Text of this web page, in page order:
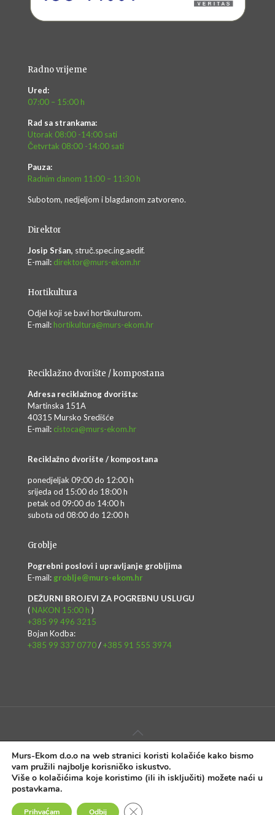
Radno vrijeme
Ured:
07:00 – 15:00 h
Rad sa strankama:
Utorak 08:00 -14:00 sati
Četvrtak 08:00 -14:00 sati
Pauza:
Radnim danom 11:00 – 11:30 h
Subotom, nedjeljom i blagdanom zatvoreno.
Direktor
Josip Sršan, struč.spec.ing.aedif.
E-mail: direktor@murs-ekom.hr
Hortikultura
Odjel koji se bavi hortikulturom.
E-mail: hortikultura@murs-ekom.hr
Reciklažno dvorište / kompostana
Adresa reciklažnog dvorišta:
Martinska 151A
40315 Mursko Središće
E-mail: cistoca@murs-ekom.hr
Reciklažno dvorište / kompostana
ponedjeljak 09:00 do 12:00 h
srijeda od 15:00 do 18:00 h
petak od 09:00 do 14:00 h
subota od 08:00 do 12:00 h
Groblje
Pogrebni poslovi i upravljanje grobljima
E-mail: groblje@murs-ekom.hr
DEŽURNI BROJEVI ZA POGREBNU USLUGU
( NAKON 15:00 h )
+385 99 496 3215
Bojan Kodba:
+385 99 337 0770/+385 91 555 3974
Copyright © Murs-Ekom d.o.o. - Web rješenje:InTeh
Impressum
Uvjeti korištenja
Politika privatnosti
Javna nabava
Murs-Ekom d.o.o na web stranici koristi kolačiće kako bismo
vam pružili najbolje korisničko iskustvo.
Više o kolačićima koje koristimo (ili ih isključiti) možete naći u
postavkama.
Prihvaćam Odbij Close GDPR Cookie Banner